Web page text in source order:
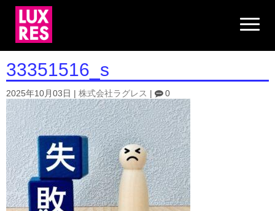
N
a
i
t
33351516_s
2025年10月03日 株式会社ラグレス 0